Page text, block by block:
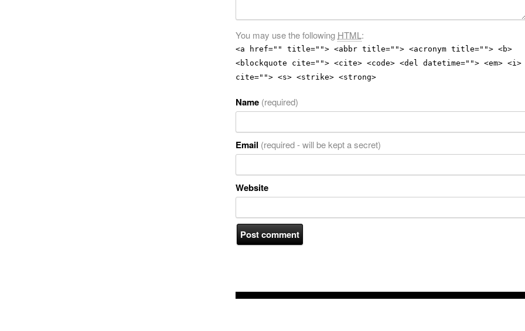
You may use the following HTML:
<a href="" title=""> <abbr title=""> <acronym title=""> <b>
<blockquote cite=""> <cite> <code> <del datetime=""> <em> <i>
cite=""> <s> <strike> <strong>
Name (required)
Email (required - will be kept a secret)
Website